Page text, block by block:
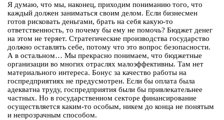
Я думаю, что мы, наконец, приходим пониманию того, что
каждый должен заниматься своим делом. Если бизнесмен
готов рисковать деньгами, брать на себя какую-то
ответственность, то почему бы ему не помочь? Бюджет денег
на этом не теряет. Стратегические производства государство
должно оставлять себе, потому что это вопрос безопасности.
А в остальном… Мы прекрасно понимаем, что бюджетные
организации во многих отраслях малоэффективны. Там нет
материального интереса. Бонус за качество работы на
госпредприятиях не предусмотрен. Если бы оплата была
адекватна труду, госпредприятия были бы привлекательнее
частных. Но в государственном секторе финансирование
осуществляется каким-то особым, никем до конца не понятым
и непрозрачным способом.